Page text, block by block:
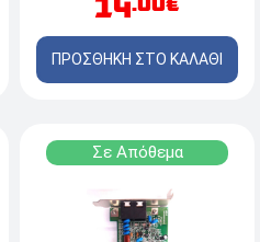
14
ΠΡΟΣΘΗΚΗ ΣΤΟ ΚΑΛΑΘΙ
Σε Απόθεμα